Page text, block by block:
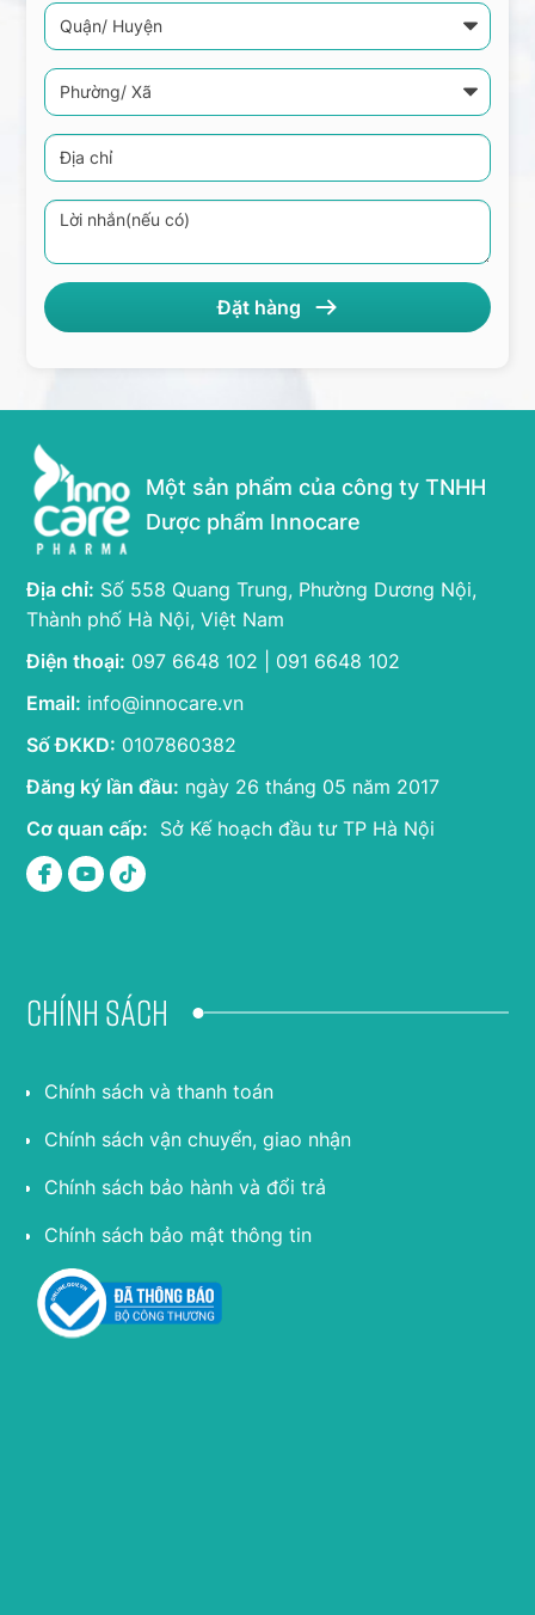
Một sản phẩm của công ty TNHH
Dược phẩm Innocare
Địa chỉ: Số 558 Quang Trung, Phường Dương Nội,
Thành phố Hà Nội, Việt Nam
Điện thoại: 097 6648 102 | 091 6648 102
Email: info@innocare.vn
Số ĐKKD: 0107860382
Đăng ký lần đầu: ngày 26 tháng 05 năm 2017
Cơ quan cấp: Sở Kế hoạch đầu tư TP Hà Nội
Chính sách
Chính sách và thanh toán
Chính sách vận chuyển, giao nhận
Chính sách bảo hành và đổi trả
Chính sách bảo mật thông tin